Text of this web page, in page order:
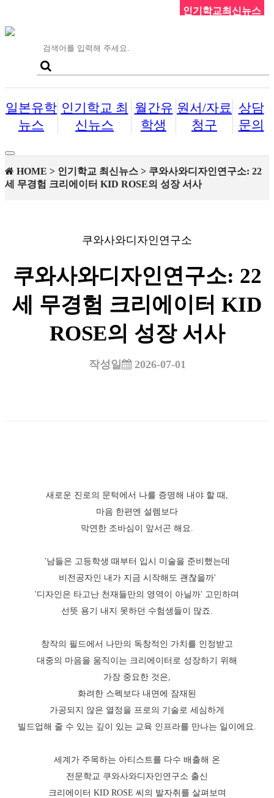
일본유학
뉴스
인기학교 최
신뉴스
월간유
학생
원서/자료
청구
상담
문의
Toggle
navigation
HOME > 인기학교 최신뉴스 > 쿠와사와디자인연구소: 22
세 무경험 크리에이터 KID ROSE의 성장 서사
인기학교최신뉴스
쿠와사와디자인연구소
쿠와사와디자인연구소: 22
세 무경험 크리에이터 KID
ROSE의 성장 서사
작성일 2026-07-01
새로운 진로의 문턱에서 나를 증명해 내야 할 때,
마음 한편엔 설렘보다
막연한 조바심이 앞서곤 해요.
'남들은 고등학생 때부터 입시 미술을 준비했는데
비전공자인 내가 지금 시작해도 괜찮을까'
'디자인은 타고난 천재들만의 영역이 아닐까' 고민하며
선뜻 용기 내지 못하던 수험생들이 많죠.
창작의 필드에서 나만의 독창적인 가치를 인정받고
대중의 마음을 움직이는 크리에이터로 성장하기 위해
가장 중요한 것은,
화려한 스펙보다 내면에 잠재된
가공되지 않은 열정을 프로의 기술로 세심하게
빌드업해 줄 수 있는 깊이 있는 교육 인프라를 만나는 일이에요.
세계가 주목하는 아티스트를 다수 배출해 온
전문학교 쿠와사와디자인연구소 출신
크리에이터 KID ROSE 씨의 발자취를 살펴보며